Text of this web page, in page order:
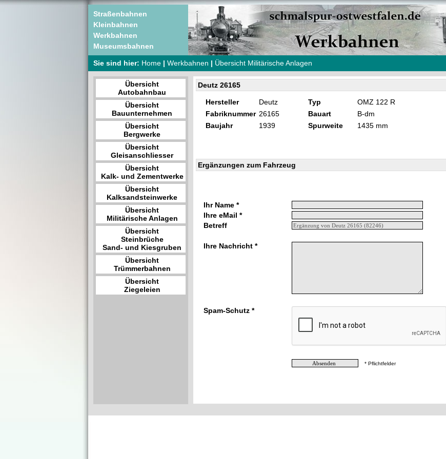
Straßenbahnen
Kleinbahnen
Werkbahnen
Museumsbahnen
Sie sind hier: Home | Werkbahnen | Übersicht Militärische Anlagen
Übersicht
Autobahnbau
Übersicht
Bauunternehmen
Übersicht
Bergwerke
Übersicht
Gleisanschliesser
Übersicht
Kalk- und Zementwerke
Übersicht
Kalksandsteinwerke
Übersicht
Militärische Anlagen
Übersicht
Steinbrüche
Sand- und Kiesgruben
Übersicht
Trümmerbahnen
Übersicht
Ziegeleien
Deutz 26165
Hersteller Deutz Typ OMZ 122 R
Fabriknummer 26165 Bauart B-dm
Baujahr
1939 Spurweite 1435 mm
Ergänzungen zum Fahrzeug
Ihr Name *
Ihre eMail *
Betreff
Ihre Nachricht *
Spam-Schutz *
* Pflichtfelder